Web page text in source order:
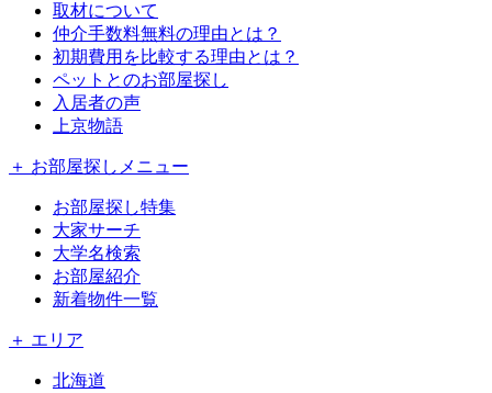
取材について
仲介手数料無料の理由とは？
初期費用を比較する理由とは？
ペットとのお部屋探し
入居者の声
上京物語
＋ お部屋探しメニュー
お部屋探し特集
大家サーチ
大学名検索
お部屋紹介
新着物件一覧
＋ エリア
北海道